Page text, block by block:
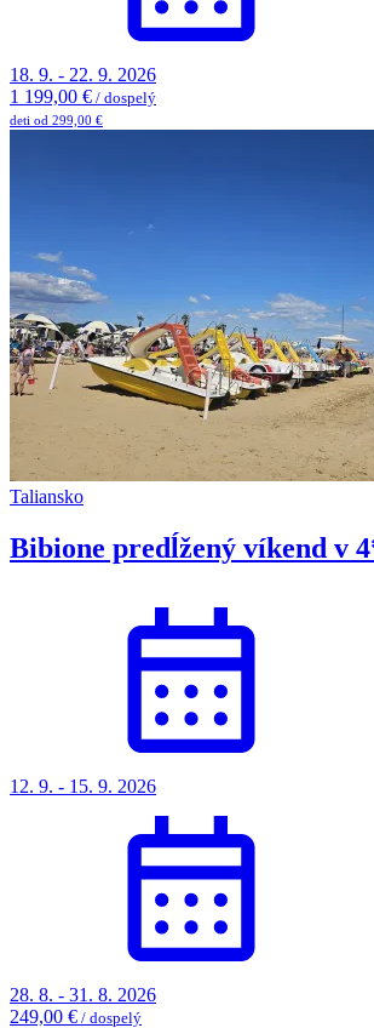
18. 9. - 22. 9. 2026
1 199,00 € / dospelý
deti od 299,00 €
Taliansko
Bibione predĺžený víkend v
12. 9. - 15. 9. 2026
28. 8. - 31. 8. 2026
249,00 € / dospelý